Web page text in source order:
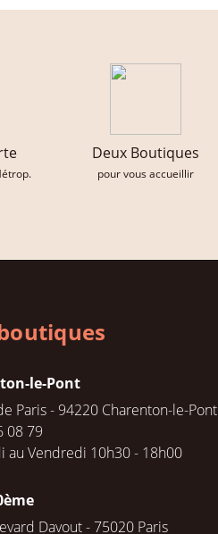
Deux Boutiques
pour vous accueillir
le-Pont
Paris - 94220 Charenton-le-Pont
08 79
au Vendredi 10h30 - 18h00
Davout - 75020 Paris